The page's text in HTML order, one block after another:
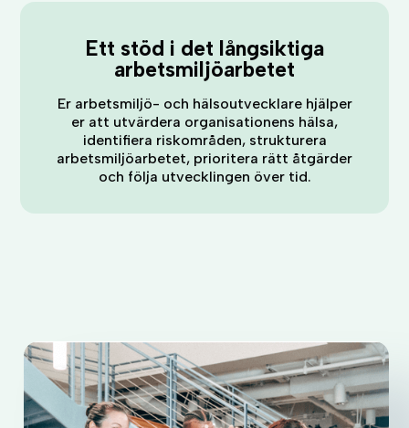
Ett stöd i det långsiktiga
arbetsmiljöarbetet
Er arbetsmiljö- och hälsoutvecklare hjälper
er att utvärdera organisationens hälsa,
identifiera riskområden, strukturera
arbetsmiljöarbetet, prioritera rätt åtgärder
och följa utvecklingen över tid.